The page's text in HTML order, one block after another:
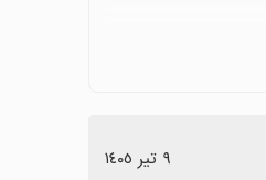
٩ تیر ١٤٠٥